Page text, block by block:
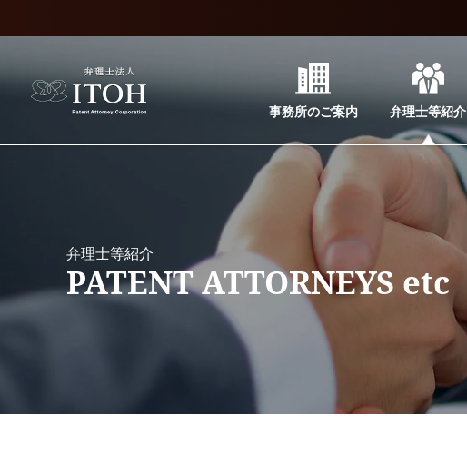
事務所のご案内 弁理士等紹介
弁理士等紹介
PATENT ATTORNEYS etc